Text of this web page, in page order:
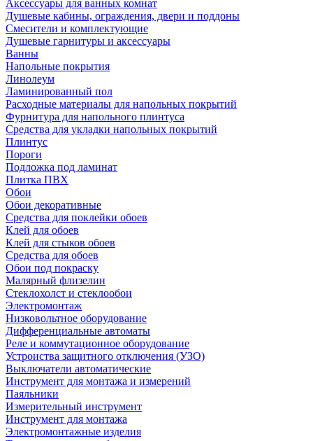
Аксессуары для ванных комнат
Душевые кабины, ограждения, двери и поддоны
Смесители и комплектующие
Душевые гарнитуры и аксессуары
Ванны
Напольные покрытия
Линолеум
Ламинированный пол
Расходные материалы для напольных покрытий
Фурнитура для напольного плинтуса
Средства для укладки напольных покрытий
Плинтус
Пороги
Подложка под ламинат
Плитка ПВХ
Обои
Обои декоративные
Средства для поклейки обоев
Клей для обоев
Клей для стыков обоев
Средства для обоев
Обои под покраску
Малярный флизелин
Стеклохолст и стеклообои
Электромонтаж
Низковольтное оборудование
Дифференциальные автоматы
Реле и коммутационное оборудование
Устроиства защитного отключения (УЗО)
Выключатели автоматические
Инструмент для монтажа и измерений
Паяльники
Измерительный инструмент
Инструмент для монтажа
Электромонтажные изделия